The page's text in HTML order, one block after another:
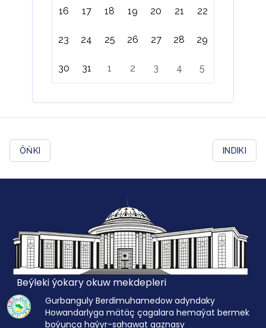
16 17 18 19 20 21 22
23 24 25 26 27 28 29
30 31 1 2 3 4 5
ÖŇKI INDIKI
Beýleki ýokary okuw mekdepleri
Gurbanguly Berdimuhamedow adyndaky
Howandarlyga mätäç çagalara hemaýat bermek
boýunça haýyr-sahawat gaznasy